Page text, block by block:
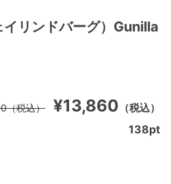
イリンドバーグ）Gunilla
¥13,860 （税込）
（税込）
138pt